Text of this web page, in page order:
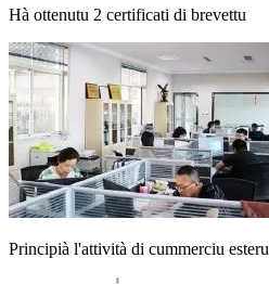
Hà ottenutu 2 certificati di brevettu
Principià l'attività di cummerciu esteru